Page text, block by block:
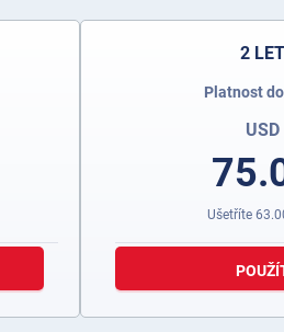
2 LET
Platnost
USD
Ušetříte